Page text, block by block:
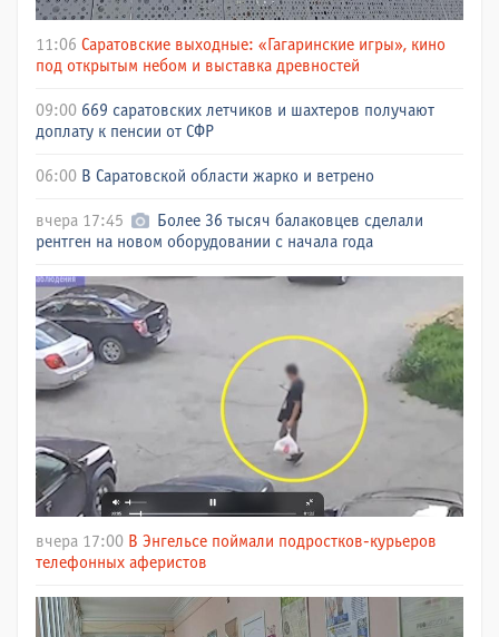
11:06 Саратовские выходные: «Гагаринские игры», кино
под открытым небом и выставка древностей
09:00 669 саратовских летчиков и шахтеров получают
доплату к пенсии от СФР
06:00 В Саратовской области жарко и ветрено
вчера 17:45
Более 36 тысяч балаковцев сделали
рентген на новом оборудовании с начала года
вчера 17:00 В Энгельсе поймали подростков-курьеров
телефонных аферистов